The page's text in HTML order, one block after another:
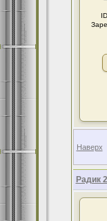
Наверх
Радик